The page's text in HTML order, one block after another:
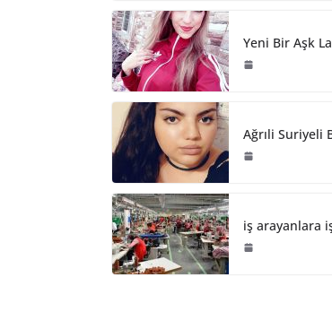
Yeni Bir Aşk
Ağrıli Suriyeli
iş arayanlara